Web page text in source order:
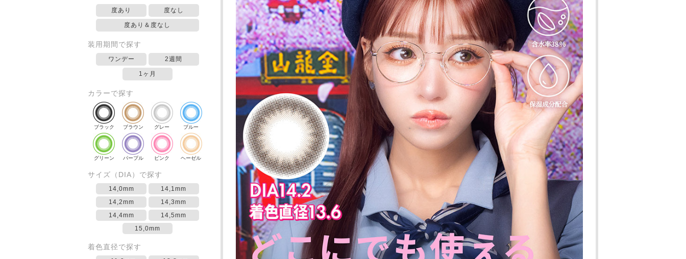
度あり 度なし
度あり＆度なし
装用期間で探す
ワンデー 2週間
1ヶ月
カラーで探す
ブラック ブラウン グレー ブルー
グリーン パープル ピンク ヘーゼル
サイズ（DIA）で探す
14,0mm
14,1mm
14,2mm
14,3mm
14,4mm
14,5mm
15,0mm
着色直径で探す